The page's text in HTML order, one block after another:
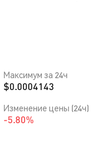
Максимум за 24ч
$0.0004143
Изменение цены (24ч)
-5.80%